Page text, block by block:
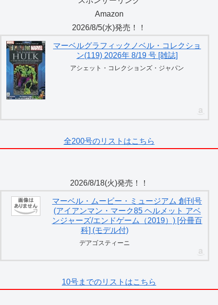
Amazon
2026/8/5(水)発売！！
マーベルグラフィックノベル・コレクショ
ン(119) 2026年 8/19 号 [雑誌]
アシェット・コレクションズ・ジャパン
全200号のリストはこちら
2026/8/18(火)発売！！
マーベル・ムービー・ミュージアム 創刊号
(アイアンマン・マーク85 ヘルメット アベ
ンジャーズ/エンドゲーム（2019）) [分冊百
科] (モデル付)
デアゴスティーニ
10号までのリストはこちら